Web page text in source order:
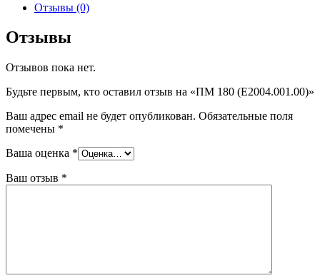
Отзывы (0)
Отзывы
Отзывов пока нет.
Будьте первым, кто оставил отзыв на «ПМ 180 (E2004.001.00)»
Ваш адрес email не будет опубликован. Обязательные поля
помечены *
Ваша оценка *
Ваш отзыв *